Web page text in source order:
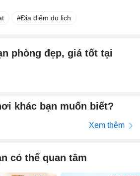
Địa điểm du lịch
phòng đẹp, giá tốt tại
khác bạn muốn biết?
Xem thêm
có thể quan tâm